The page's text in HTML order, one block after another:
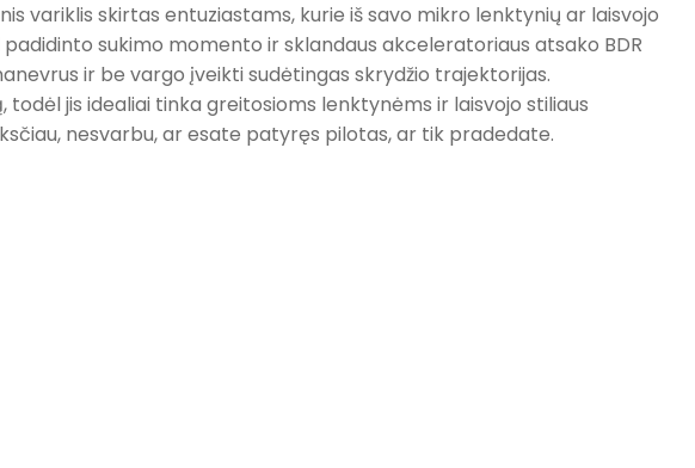
variklis skirtas entuziastams, kurie iš savo mikro lenktynių ar laisvojo
sukimo momento ir sklandaus akceleratoriaus atsako BDR
ir be vargo įveikti sudėtingas skrydžio trajektorijas.
jis idealiai tinka greitosioms lenktynėms ir laisvojo stiliaus
nesvarbu, ar esate patyręs pilotas, ar tik pradedate.